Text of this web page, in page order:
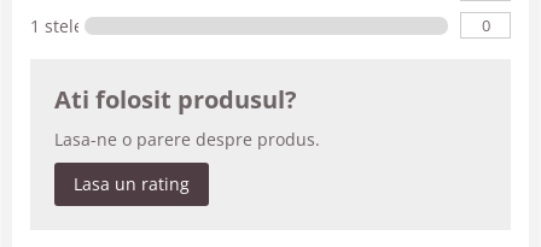
1 stele 0
Ati folosit produsul?
Lasa-ne o parere despre produs.
Lasa un rating